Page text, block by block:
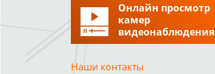
Онлайн просмотр
камер
видеонаблюдения
Наши контакты